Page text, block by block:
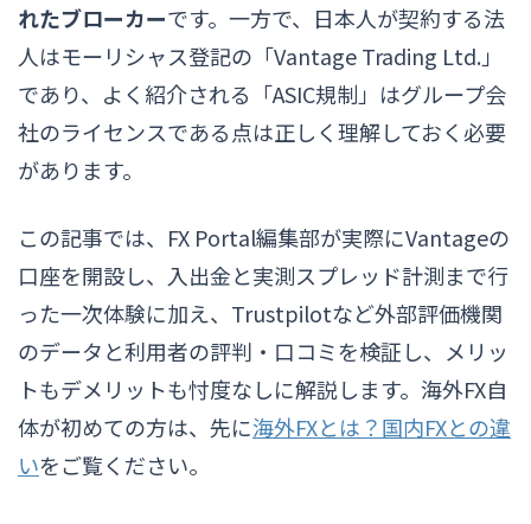
れたブローカーです。一方で、日本人が契約する法
人はモーリシャス登記の「Vantage Trading Ltd.」
であり、よく紹介される「ASIC規制」はグループ会
社のライセンスである点は正しく理解しておく必要
があります。
この記事では、FX Portal編集部が実際にVantageの
口座を開設し、入出金と実測スプレッド計測まで行
った一次体験に加え、Trustpilotなど外部評価機関
のデータと利用者の評判・口コミを検証し、メリッ
トもデメリットも忖度なしに解説します。海外FX自
体が初めての方は、先に海外FXとは？国内FXとの違
いをご覧ください。